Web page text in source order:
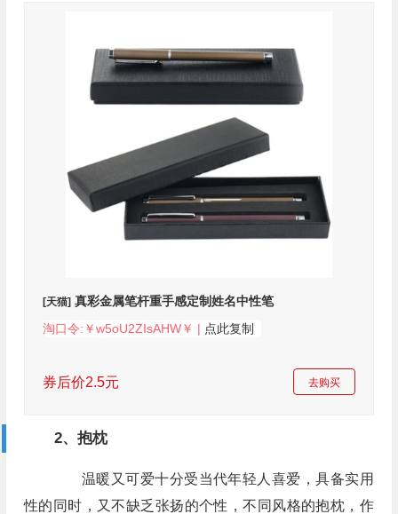
[天猫]真彩金属笔杆重手感定制姓名中性笔
淘口令:￥w5oU2ZIsAHW￥ | 点此复制
券后价2.5元 去购买
2、抱枕
温暖又可爱十分受当代年轻人喜爱，具备实用
性的同时，又不缺乏张扬的个性，不同风格的抱枕，作